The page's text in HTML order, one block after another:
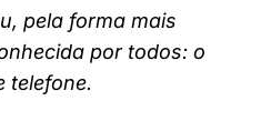
pela forma mais
por todos: o
telefone.